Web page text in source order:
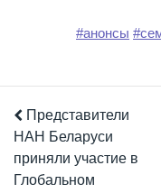
#анонсы
Представители
НАН Беларуси
приняли участие в
Глобальном